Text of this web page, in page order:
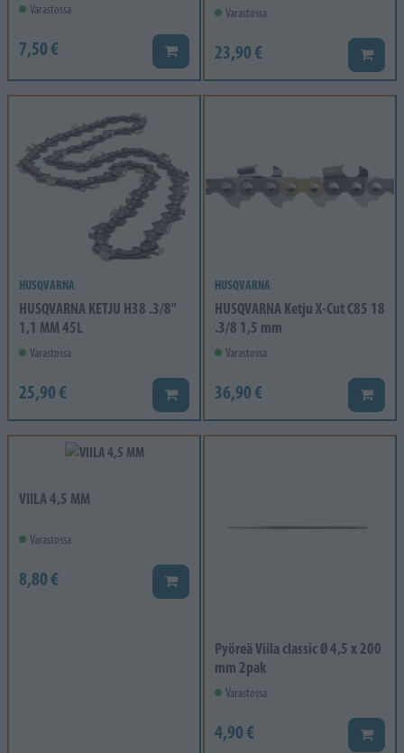
Varastossa
7,50 € Lisää koriin
Varastossa
23,90 € Lisää
HUSQVARNA
HUSQVARNA KETJU H38 .3/8"
1,1 MM 45L
Varastossa
25,90 € Lisää koriin
HUSQVARNA
HUSQVARNA Ketju X-Cut C85 18
.3/8 1,5 mm
Varastossa
36,90 € Lisää
VIILA 4,5 MM
Varastossa
8,80 € Lisää koriin
Pyöreä Viila classic Ø 4,5 x 200
mm 2pak
Varastossa
4,90 € Lisää